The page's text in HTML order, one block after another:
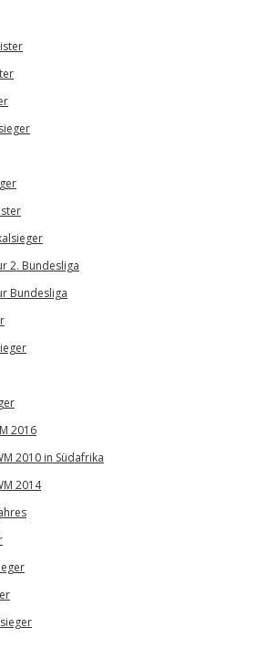
2. Bundesliga
Bundesliga
2016
2010 in Südafrika
2014